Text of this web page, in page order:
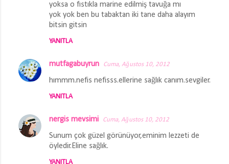
yoksa o fıstıkla marine edilmiş tavuğa mı
yok yok ben bu tabaktan iki tane daha alayım
bitsin gitsin
YANITLA
mutfagabuyrun Cuma, Ağustos 10, 2012
hımmm.nefis nefisss.ellerine sağlık canım.sevgiler.
YANITLA
nergis mevsimi Cuma, Ağustos 10, 2012
Sunum çok güzel görünüyor,eminim lezzeti de
öyledir.Eline sağlık.
YANITLA